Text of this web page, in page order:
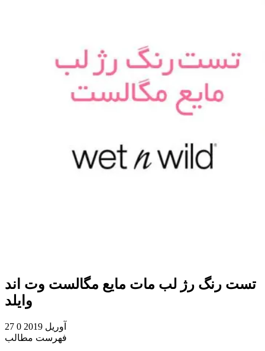
تست رنگ رژ لب مات مایع مگالست وت اند
وایلد
27 آوریل 2019
0
فهرست مطالب